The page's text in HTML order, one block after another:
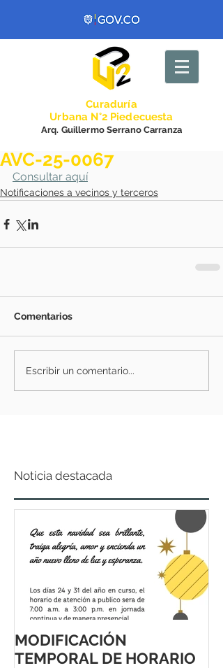
Curaduría
Urbana N°2 Piedecuesta
Arq. Guillermo Serrano Carranza
AVC-25-0067
Consultar aquí
Notificaciones a vecinos y terceros
Comentarios
Escribir un comentario...
Noticia destacada
MODIFICACIÓN
TEMPORAL DE HORARIO